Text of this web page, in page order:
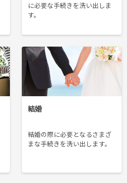
に必要な手続きを洗い出しま
す。
結婚
結婚の際に必要となるさまざ
まな手続きを洗い出します。